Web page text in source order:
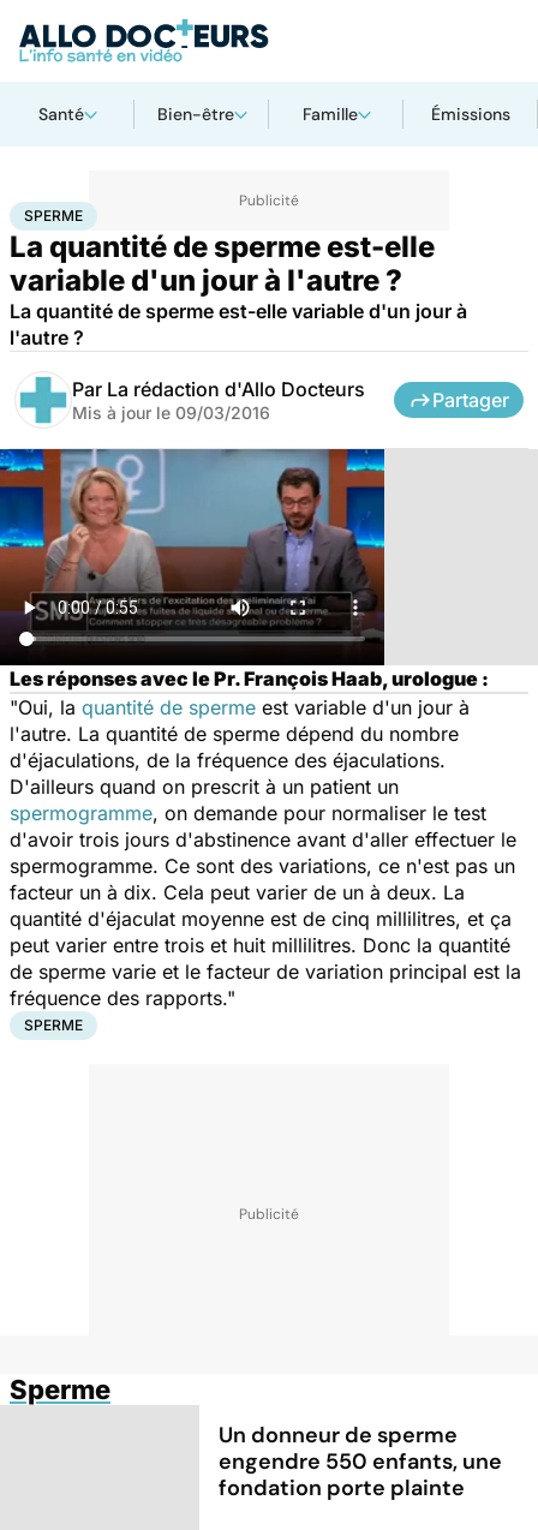
Santé Bien-être Famille Émissions
AccueilSanté
SPERME
La quantité de sperme est-elle
variable d'un jour à l'autre ?
La quantité de sperme est-elle variable d'un jour à
l'autre ?
Par La rédaction d'Allo Docteurs
Mis à jour le 09/03/2016
Partager
Les réponses avec le Pr. François Haab, urologue :
"Oui, la quantité de sperme est variable d'un jour à
l'autre. La quantité de sperme dépend du nombre
d'éjaculations, de la fréquence des éjaculations.
D'ailleurs quand on prescrit à un patient un
spermogramme, on demande pour normaliser le test
d'avoir trois jours d'abstinence avant d'aller effectuer le
spermogramme. Ce sont des variations, ce n'est pas un
facteur un à dix. Cela peut varier de un à deux. La
quantité d'éjaculat moyenne est de cinq millilitres, et ça
peut varier entre trois et huit millilitres. Donc la quantité
de sperme varie et le facteur de variation principal est la
fréquence des rapports."
SPERME
Sperme
Un donneur de sperme
engendre 550 enfants, une
fondation porte plainte